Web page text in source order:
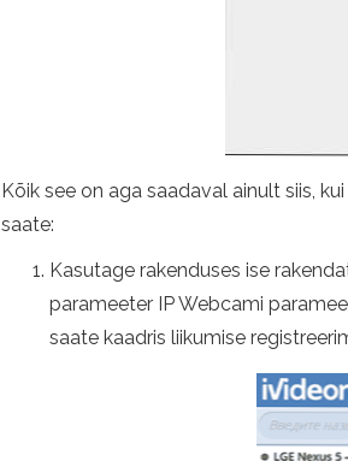
Kõik see on aga saadaval ainult siis,
saate:
Kasutage rakenduses ise
parameeter IP Webcami
saate kaadris liikumise